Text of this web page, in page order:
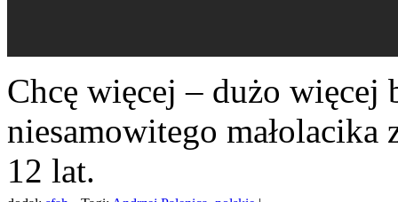
Chcę więcej – dużo więcej
niesamowitego
12 lat.